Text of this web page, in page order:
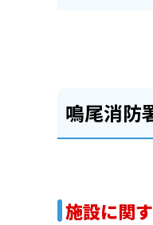
鳴尾消防
施設に関